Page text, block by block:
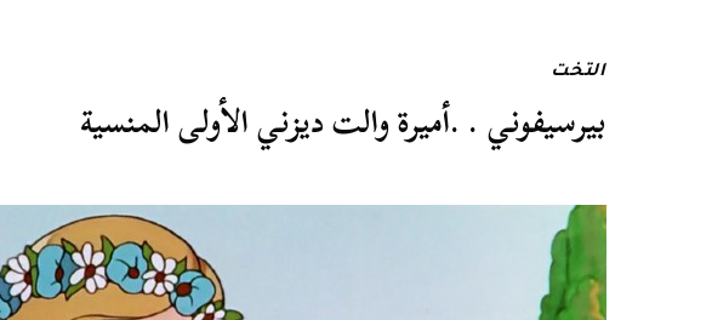
التخت
بيرسيفوني . .أميرة والت ديزني الأولى المنسية